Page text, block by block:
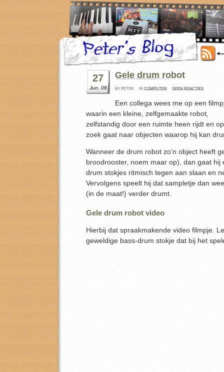
27
Jun, 08
Gele drum robot
BY PETER IN COMPUTER GEEN REACTIES
Een collega wees me op een
waarin een kleine, zelfgemaakte robot,
zelfstandig door een ruimte heen rijdt en op
zoek gaat naar objecten waarop hij kan
Wanneer de drum robot zo’n object heeft
broodrooster, noem maar op), dan gaat hij
drum stokjes ritmisch tegen aan slaan en
Vervolgens speelt hij dat sampletje dan
(in de maat!) verder drumt.
Gele drum robot video
Hierbij dat spraakmakende video filmpje.
geweldige bass-drum stokje dat bij het